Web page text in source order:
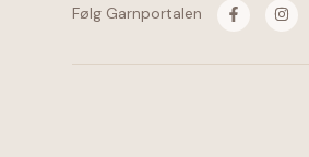
Følg Garnportalen